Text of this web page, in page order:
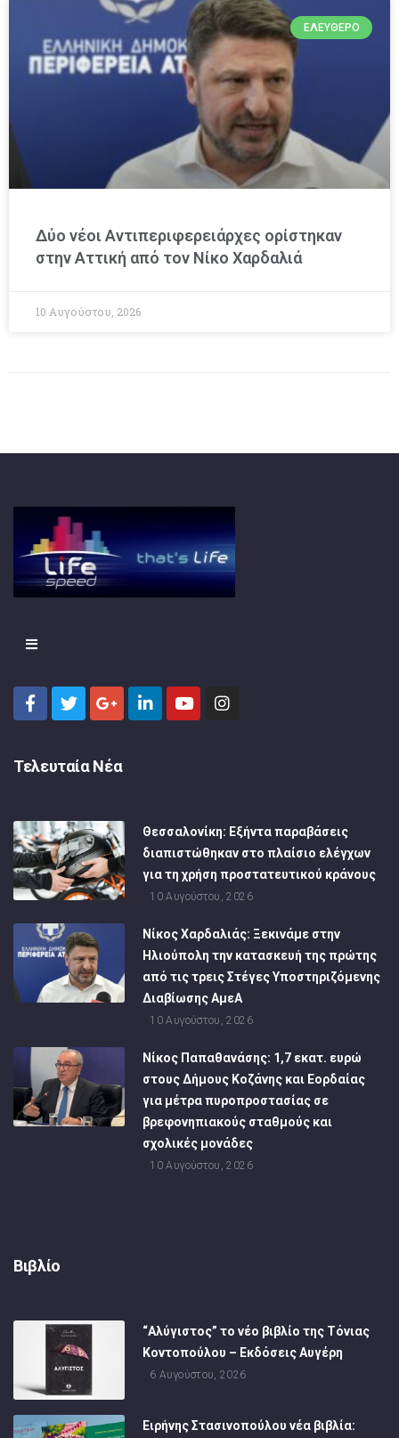
ΕΛΕΎΘΕΡΟ
Δύο νέοι Αντιπεριφερειάρχες ορίστηκαν
στην Αττική από τον Νίκο Χαρδαλιά
10 Αυγούστου, 2026
Τελευταία Νέα
Θεσσαλονίκη: Εξήντα παραβάσεις
διαπιστώθηκαν στο πλαίσιο ελέγχων
για τη χρήση προστατευτικού κράνους
10 Αυγούστου, 2026
Νίκος Χαρδαλιάς: Ξεκινάμε στην
Ηλιούπολη την κατασκευή της πρώτης
από τις τρεις Στέγες Υποστηριζόμενης
Διαβίωσης ΑμεΑ
10 Αυγούστου, 2026
Νίκος Παπαθανάσης: 1,7 εκατ. ευρώ
στους Δήμους Κοζάνης και Εορδαίας
για μέτρα πυροπροστασίας σε
βρεφονηπιακούς σταθμούς και
σχολικές μονάδες
10 Αυγούστου, 2026
Βιβλίο
“Αλύγιστος” το νέο βιβλίο της Τόνιας
Κοντοπούλου – Εκδόσεις Αυγέρη
6 Αυγούστου, 2026
Ειρήνης Στασινοπούλου νέα βιβλία: